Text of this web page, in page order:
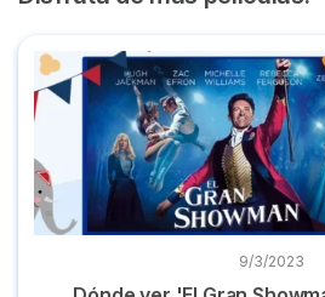
Dónde ver 'El Gran Showman'
9/3/2023